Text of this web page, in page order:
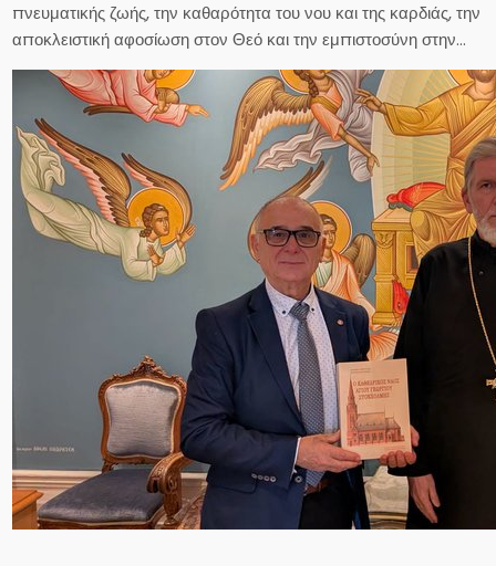
πνευματικής ζωής, την καθαρότητα του νου και της καρδιάς, την
αποκλειστική αφοσίωση στον Θεό και την εμπιστοσύνη στην…